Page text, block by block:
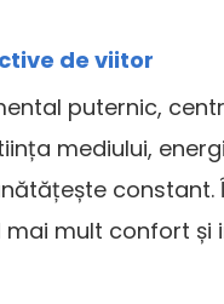
de viitor
puternic,
mediului,
mult confort și